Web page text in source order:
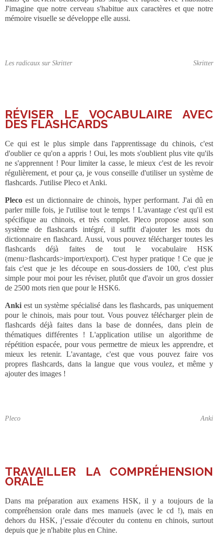
J'imagine que notre cerveau s'habitue aux caractères et que notre
mémoire visuelle se développe elle aussi.
Les radicaux sur Skritter Skritter
RÉVISER LE VOCABULAIRE AVEC
DES FLASHCARDS
Ce qui est le plus simple dans l'apprentissage du chinois, c'est
d'oublier ce qu'on a appris ! Oui, les mots s'oublient plus vite qu'ils
ne s'apprennent ! Pour limiter la casse, le mieux c'est de les revoir
régulièrement, et pour ça, je vous conseille d'utiliser un système de
flashcards. J'utilise Pleco et Anki.
Pleco est un dictionnaire de chinois, hyper performant. J'ai dû en
parler mille fois, je l'utilise tout le temps ! L'avantage c'est qu'il est
spécifique au chinois, et très complet. Pleco propose aussi son
système de flashcards intégré, il suffit d'ajouter les mots du
dictionnaire en flashcard. Aussi, vous pouvez télécharger toutes les
flashcards déjà faites de tout le vocabulaire HSK
(menu>flashcards>import/export). C'est hyper pratique ! Ce que je
fais c'est que je les découpe en sous-dossiers de 100, c'est plus
simple pour moi pour les réviser, plutôt que d'avoir un gros dossier
de 2500 mots rien que pour le HSK6.
Anki est un système spécialisé dans les flashcards, pas uniquement
pour le chinois, mais pour tout. Vous pouvez télécharger plein de
flashcards déjà faites dans la base de données, dans plein de
thématiques différentes ! L'application utilise un algorithme de
répétition espacée, pour vous permettre de mieux les apprendre, et
mieux les retenir. L'avantage, c'est que vous pouvez faire vos
propres flashcards, dans la langue que vous voulez, et même y
ajouter des images !
Pleco Anki
TRAVAILLER LA COMPRÉHENSION
ORALE
Dans ma préparation aux examens HSK, il y a toujours de la
compréhension orale dans mes manuels (avec le cd !), mais en
dehors du HSK, j’essaie d'écouter du contenu en chinois, surtout
depuis que je n'habite plus en Chine.